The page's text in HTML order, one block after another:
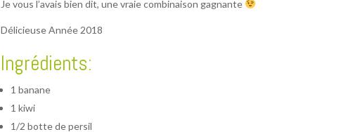
Je vous l’avais bien dit, une vraie combinaison gagnante
Délicieuse Année 2018
Ingrédients:
1 banane
1 kiwi
1/2 botte de persil